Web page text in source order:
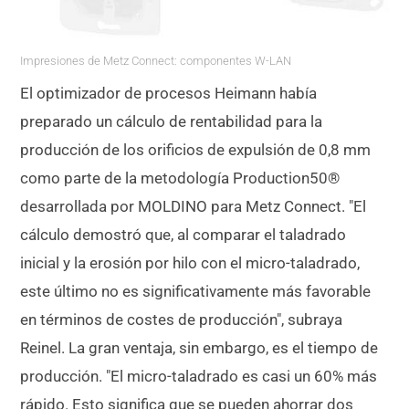
Impresiones de Metz Connect: componentes W-LAN
El optimizador de procesos Heimann había
preparado un cálculo de rentabilidad para la
producción de los orificios de expulsión de 0,8 mm
como parte de la metodología Production50®
desarrollada por MOLDINO para Metz Connect. "El
cálculo demostró que, al comparar el taladrado
inicial y la erosión por hilo con el micro-taladrado,
este último no es significativamente más favorable
en términos de costes de producción", subraya
Reinel. La gran ventaja, sin embargo, es el tiempo de
producción. "El micro-taladrado es casi un 60% más
rápido. Esto significa que se pueden ahorrar dos